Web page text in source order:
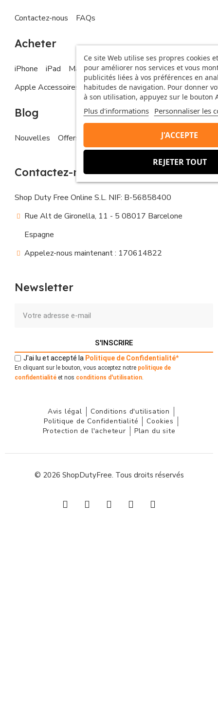
Ce site Web utilise ses propres cookies
pour améliorer nos services et vous
publicités liées à vos préférences en
habitudes de navigation. Pour donner
à son utilisation, appuyez sur le bouton
Plus d'informations Personnaliser les
REJETER TOUT
J'ACCEPTE
Contactez-nous FAQs
Acheter
iPhone iPad MacBook
Apple Watch
Apple Accessoires
Blog
Nouvelles Offers
Contactez-nous
Shop Duty Free Online S.L. NIF: B-56858400
Rue Alt de Gironella, 11 - 5 08017 Barcelone
Espagne
Appelez-nous maintenant : 170614822
Newsletter
S'INSCRIRE
J'ai lu et accepté la Politique de Confidentialité*
En cliquant sur le bouton, vous acceptez notre politique de
confidentialité et nos conditions d'utilisation.
Avis légal
Conditions d'utilisation
Politique de Confidentialité
Cookies
Protection de l'acheteur
Plan du site
© 2026 ShopDutyFree. Tous droits réservés